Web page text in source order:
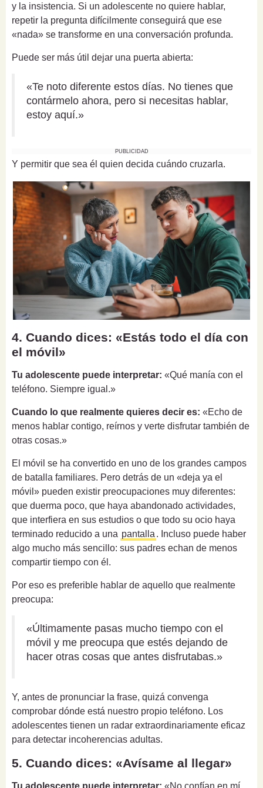
y la insistencia. Si un adolescente no quiere hablar,
repetir la pregunta difícilmente conseguirá que ese
«nada» se transforme en una conversación profunda.
Puede ser más útil dejar una puerta abierta:
«Te noto diferente estos días. No tienes que
contármelo ahora, pero si necesitas hablar,
estoy aquí.»
PUBLICIDAD
Y permitir que sea él quien decida cuándo cruzarla.
4. Cuando dices: «Estás todo el día con
el móvil»
Tu adolescente puede interpretar: «Qué manía con el
teléfono. Siempre igual.»
Cuando lo que realmente quieres decir es: «Echo de
menos hablar contigo, reírnos y verte disfrutar también de
otras cosas.»
El móvil se ha convertido en uno de los grandes campos
de batalla familiares. Pero detrás de un «deja ya el
móvil» pueden existir preocupaciones muy diferentes:
que duerma poco, que haya abandonado actividades,
que interfiera en sus estudios o que todo su ocio haya
terminado reducido a una pantalla . Incluso puede haber
algo mucho más sencillo: sus padres echan de menos
compartir tiempo con él.
Por eso es preferible hablar de aquello que realmente
preocupa:
«Últimamente pasas mucho tiempo con el
móvil y me preocupa que estés dejando de
hacer otras cosas que antes disfrutabas.»
Y, antes de pronunciar la frase, quizá convenga
comprobar dónde está nuestro propio teléfono. Los
adolescentes tienen un radar extraordinariamente eficaz
para detectar incoherencias adultas.
5. Cuando dices: «Avísame al llegar»